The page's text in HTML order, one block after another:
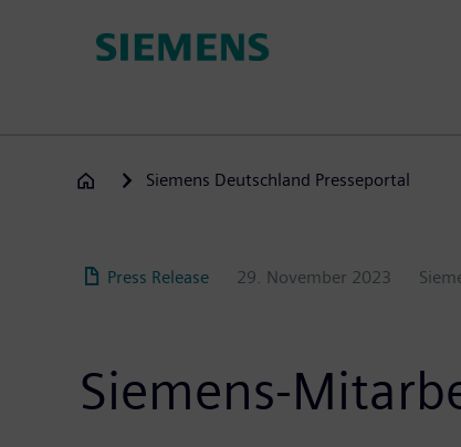
Siemens Deutschland Presseportal
Press Release 29. November 2023
Siemens-